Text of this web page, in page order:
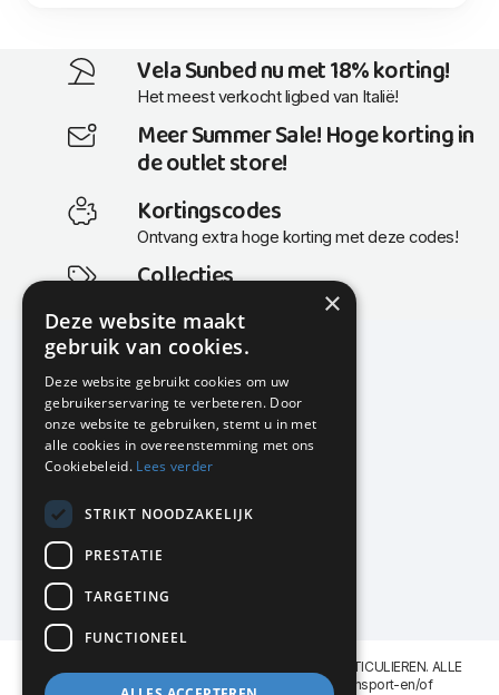
Vela Sunbed nu met 18% korting!
Het meest verkocht ligbed van Italië!
Meer Summer Sale! Hoge korting in
de outlet store!
Kortingscodes
Ontvang extra hoge korting met deze codes!
Collecties
Actuele en populaire collecties
KMP Kantoormeubilair
Airport Business Park
Frankfurtstraat 29-31
1175 RH Lijnden
020-617 01 26
info@kmpkantoormeubilair.nl
Facebook
Instagram
KMP Kantoormeubilair levert aan BEDRIJVEN en PARTICULIEREN. ALLE
GENOEMDE PRIJZEN ZIJN EXCL. 21% B.T.W. Transport-en/of
×
Deze website maakt
gebruik van cookies.
Deze website gebruikt cookies om uw
gebruikerservaring te verbeteren. Door
onze website te gebruiken, stemt u in met
alle cookies in overeenstemming met ons
Cookiebeleid. Lees verder
STRIKT NOODZAKELIJK
PRESTATIE
TARGETING
FUNCTIONEEL